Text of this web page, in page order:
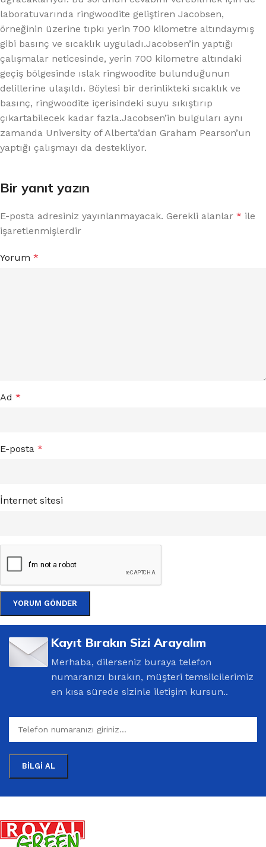
laboratuvarında ringwoodite geliştiren Jacobsen,
örneğinin üzerine tıpkı yerin 700 kilometre altındaymış
gibi basınç ve sıcaklık uyguladı.Jacobsen’in yaptığı
çalışmalar neticesinde, yerin 700 kilometre altındaki
geçiş bölgesinde ıslak ringwoodite bulunduğunun
delillerine ulaşıldı. Böylesi bir derinlikteki sıcaklık ve
basınç, ringwoodite içerisindeki suyu sıkıştırıp
çıkartabilecek kadar fazla.Jacobsen’in bulguları aynı
zamanda University of Alberta’dan Graham Pearson’un
yaptığı çalışmayı da destekliyor.
Bir yanıt yazın
E-posta adresiniz yayınlanmayacak. Gerekli alanlar * ile
işaretlenmişlerdir
Yorum *
Ad *
E-posta *
İnternet sitesi
Kayıt Bırakın Sizi Arayalım
Merhaba, dilerseniz buraya telefon
numaranızı bırakın, müşteri temsilcilerimiz
en kısa sürede sizinle iletişim kursun..